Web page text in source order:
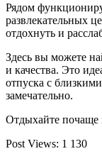
Рядом
развлекательных
отдохнуть и
Здесь вы можете
и качества. Это
отпуска с
замечательно.
Отдыхайте почаще
Post Views: 1 130